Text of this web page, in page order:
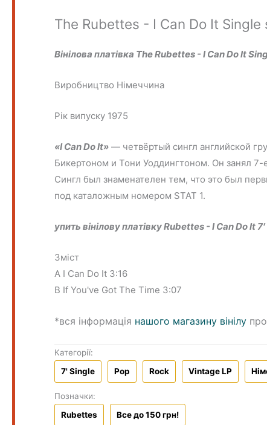
The Rubettes - I Can Do It Single
Вінілова платівка The Rubettes - I Can Do It
Виробництво Німеччина
Рік випуску 1975
«I Can Do It» — четвёртый сингл английской
Бикертоном и Тони Уоддингтоном. Он занял 7-
Сингл был знаменателен тем, что это был
под каталожным номером STAT 1.
упить вінілову платівку Rubettes - I Can Do It
Зміст
A I Can Do It 3:16
B If You've Got The Time 3:07
*вся інформація нашого магазину вінілу
Категорії:
7' Single
Pop Rock Vintage LP
Позначки:
Rubettes
Все до 150 грн!